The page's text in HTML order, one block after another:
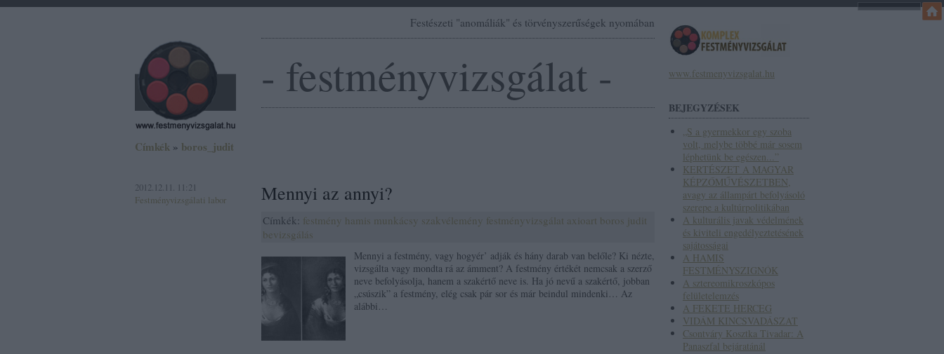
www.festmenyvizsgalat.hu
BEJEGYZÉSEK
„S a gyermekkor egy szoba
volt, melybe többé már sosem
léphetünk be egészen...”
KERTÉSZET A MAGYAR
KÉPZŐMŰVÉSZETBEN,
avagy az állampárt befolyásoló
szerepe a kultúrpolitikában
A kulturális javak védelmének
és kiviteli engedélyeztetésének
sajátosságai
A HAMIS
FESTMÉNYSZIGNÓK
A sztereomikroszkópos
felületelemzés
A FEKETE HERCEG
VIDÁM KINCSVADÁSZAT
Csontváry Kosztka Tivadar: A
Panaszfal bejáratánál
Festészeti "anomáliák" és törvényszerűségek nyomában
- festményvizsgálat -
Címkék » boros_judit
2012.12.11. 11:21
Festményvizsgálati labor
Mennyi az annyi?
Címkék: festmény hamis munkácsy szakvélemény festményvizsgálat axioart boros judit
bevizsgálás
Mennyi a festmény, vagy hogyér’ adják és hány darab van belőle? Ki nézte,
vizsgálta vagy mondta rá az ámment? A festmény értékét nemcsak a szerző
neve befolyásolja, hanem a szakértő neve is. Ha jó nevű a szakértő, jobban
„csúszik” a festmény, elég csak pár sor és már beindul mindenki… Az
alábbi…